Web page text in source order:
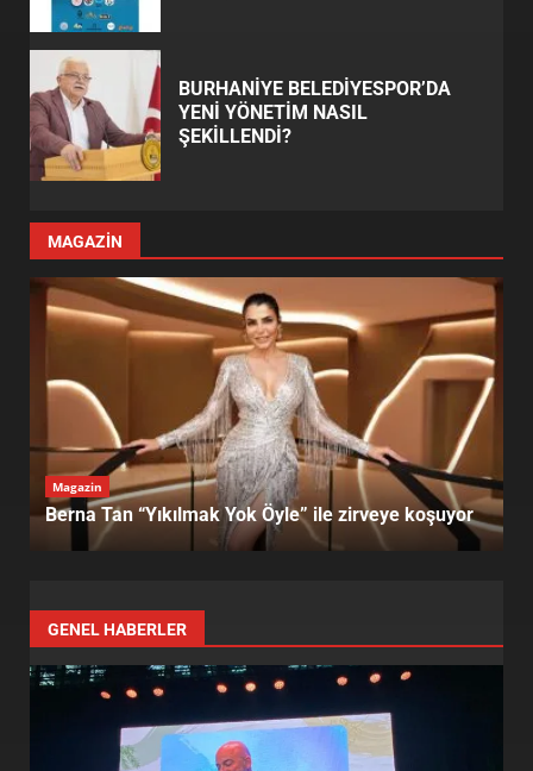
BURHANİYE BELEDİYESPOR’DA
YENİ YÖNETİM NASIL
ŞEKİLLENDİ?
MAGAZİN
Magazin
Hollywood’da Eski Skandallar Yeniden Gündemde
GENEL HABERLER